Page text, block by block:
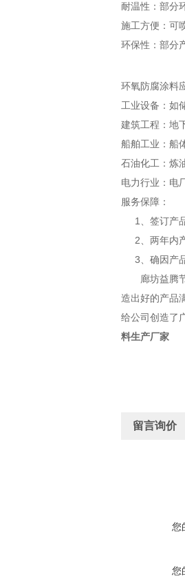
耐温性：部分
施工方便：可
环保性：部分
环氧防腐涂料
工业设备：如
建筑工程：地
船舶工业：船
石油化工：炼
电力行业：电
服务保障：
1、签订产
2、两年内产
3、确因产品
廊坊益腾节
造出好的产品
给公司创造了
料生产厂家
留言询价
您
您